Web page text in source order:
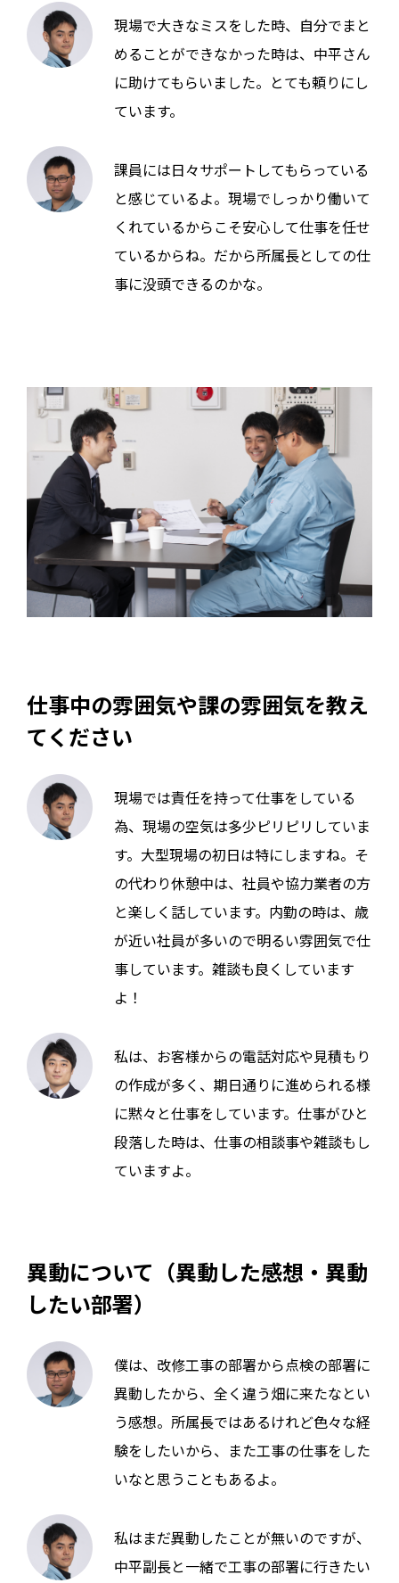
現場で大きなミスをした時、自分でまと
めることができなかった時は、中平さん
に助けてもらいました。とても頼りにし
ています。
課員には日々サポートしてもらっている
と感じているよ。現場でしっかり働いて
くれているからこそ安心して仕事を任せ
ているからね。だから所属長としての仕
事に没頭できるのかな。
仕事中の雰囲気や課の雰囲気を教え
てください
現場では責任を持って仕事をしている
為、現場の空気は多少ピリピリしていま
す。大型現場の初日は特にしますね。そ
の代わり休憩中は、社員や協力業者の方
と楽しく話しています。内勤の時は、歳
が近い社員が多いので明るい雰囲気で仕
事しています。雑談も良くしています
よ！
私は、お客様からの電話対応や見積もり
の作成が多く、期日通りに進められる様
に黙々と仕事をしています。仕事がひと
段落した時は、仕事の相談事や雑談もし
ていますよ。
異動について（異動した感想・異動
したい部署）
僕は、改修工事の部署から点検の部署に
異動したから、全く違う畑に来たなとい
う感想。所属長ではあるけれど色々な経
験をしたいから、また工事の仕事をした
いなと思うこともあるよ。
私はまだ異動したことが無いのですが、
中平副長と一緒で工事の部署に行きたい